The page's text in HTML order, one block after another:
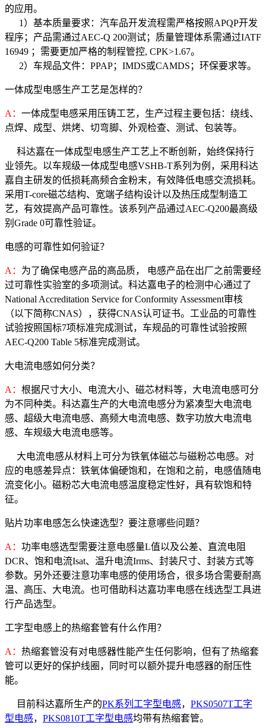
的应用。
1）基本质量要求：汽车品开发流程需严格按照APQP开发
程序；产品需通过AEC-Q 200测试；质量管理体系需通过IATF
16949 ；需要更加严格的制程管控, CPK>1.67。
2）车规品文件：PPAP；IMDS或CAMDS；环保要求等。
一体成型电感生产工艺是怎样的？
A： 一体成型电感采用压铸工艺，生产过程主要包括：绕线、
点焊、成型、烘烤、切弯脚、外观检查、测试、包装等。
科达嘉在一体成型电感生产工艺上不断创新，始终保持行
业领先。以车规级一体成型电感VSHB-T系列为例，采用科达
嘉自主研发的低损耗高频合金粉末，有效降低电感交流损耗。
采用T-core磁芯结构、宽端子结构设计以及热压成型制造工
艺，有效提高产品可靠性。该系列产品通过AEC-Q200最高级
别Grade 0可靠性验证。
电感的可靠性如何验证？
A： 为了确保电感产品的高品质， 电感产品在出厂之前需要经
过可靠性实验室的多项测试。科达嘉电子的检测中心通过了
National Accreditation Service for Conformity Assessment审核
（以下简称CNAS），获得CNAS认可证书。工业品的可靠性
试验按照国标7项标准完成测试，车规品的可靠性试验按照
AEC-Q200 Table 5标准完成测试。
大电流电感如何分类？
A： 根据尺寸大小、电流大小、磁芯材料等，大电流电感可分
为不同种类。科达嘉生产的大电流电感分为紧凑型大电流电
感、超级大电流电感、高频大电流电感、数字功放大电流电
感、车规级大电流电感等。
大电流电感从材料上可分为铁氧体磁芯与磁粉芯电感。对
应的电感差异点：铁氧体偏硬饱和，在饱和之前，电感值随电
流变化小。磁粉芯大电流电感温度稳定性好，具有软饱和特
征。
贴片功率电感怎么快速选型？要注意哪些问题？
A： 功率电感选型需要注意电感量L值以及公差、直流电阻
DCR、饱和电流Isat、温升电流Irms、封装尺寸、封装方式等
参数。另外还要注意功率电感的使用场合，很多场合需要耐高
温、高压、大电流。也可借助科达嘉功率电感在线选型工具进
行产品选型。
工字型电感上的热缩套管有什么作用？
A： 热缩套管没有对电感器性能产生任何影响，但有了热缩套
管可以更好的保护线圈，同时可以额外提升电感器的耐压性
能。
目前科达嘉所生产的PK系列工字型电感， PKS0507T工字
型电感， PKS0810T工字型电感均带有热缩套管。